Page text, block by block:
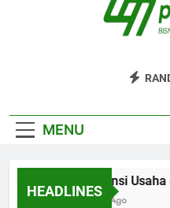
Bisnis,
MENU
HEADLINES
Efisiensi Usaha
6 Hari Ago